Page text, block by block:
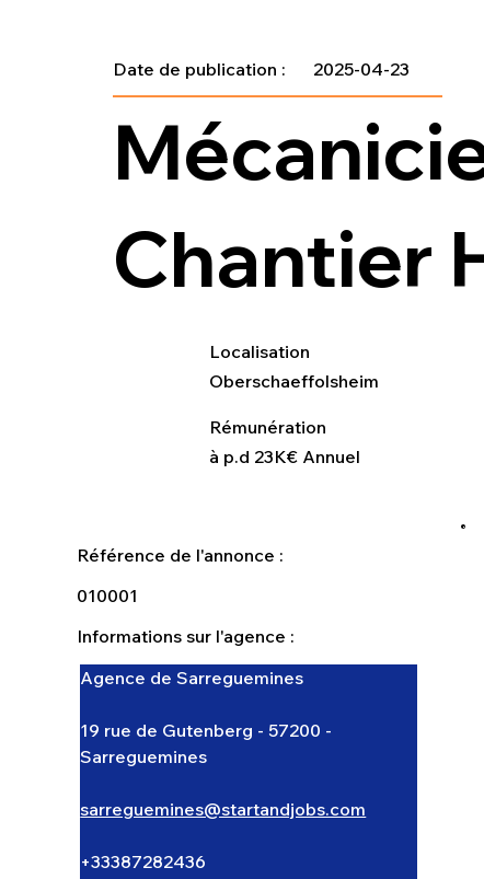
Chantier
2025-04-23
Date de publication :
Rémunération
à p.d 23K€ Annuel
Localisation
Oberschaeffolsheim
Référence de l'annonce :
010001
Informations sur l'agence :
Agence de Sarreguemines
19 rue de Gutenberg - 57200 -
Sarreguemines
sarreguemines@startandjobs.com
+33387282436